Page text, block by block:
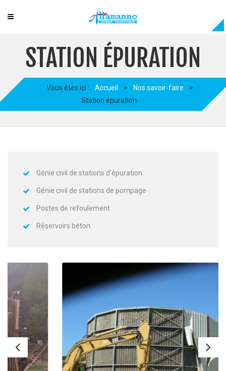
STATION ÉPURATION
Vous êtes ici : Accueil > Nos savoir-faire
>
Station épuration
Génie civil de stations d’épuration
Génie civil de stations de pompage
Postes de refoulement
Réservoirs béton